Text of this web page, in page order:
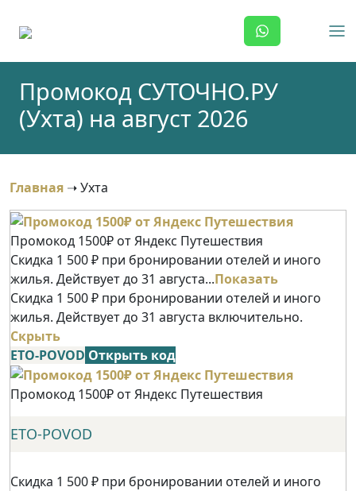
Промокод СУТОЧНО.РУ
(Ухта) на август 2026
Главная ➝Ухта
Промокод 1500₽ от Яндекс Путешествия
Скидка 1 500 ₽ при бронировании отелей и иного
жилья. Действует до 31 августа...Показать
Скидка 1 500 ₽ при бронировании отелей и иного
жилья. Действует до 31 августа включительно.
Скрыть
ETO-POVOD Открыть код
Промокод 1500₽ от Яндекс Путешествия
ETO-POVOD
Скидка 1 500 ₽ при бронировании отелей и иного